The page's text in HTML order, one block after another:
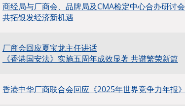
商经局与厂商会、品牌局及CMA检定中心合办研讨会
共拓银发经济新机遇
厂商会回应夏宝龙主任讲话
《香港国安法》实施五周年成效显著 共谱繁荣新篇
香港中华厂商联合会回应《2025年世界竞争力年报》